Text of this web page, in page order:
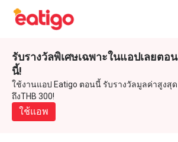
รับรางวัลพิเศษเฉพาะในแอปเลยตอน
นี้!
ใช้งานแอป Eatigo ตอนนี้ รับรางวัลมูลค่าสูงสุด
ถึงTHB 300!
ใช้แอพ